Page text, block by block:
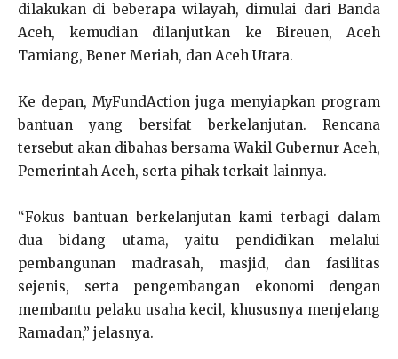
dilakukan di beberapa wilayah, dimulai dari Banda
Aceh, kemudian dilanjutkan ke Bireuen, Aceh
Tamiang, Bener Meriah, dan Aceh Utara.
Ke depan, MyFundAction juga menyiapkan program
bantuan yang bersifat berkelanjutan. Rencana
tersebut akan dibahas bersama Wakil Gubernur Aceh,
Pemerintah Aceh, serta pihak terkait lainnya.
“Fokus bantuan berkelanjutan kami terbagi dalam
dua bidang utama, yaitu pendidikan melalui
pembangunan madrasah, masjid, dan fasilitas
sejenis, serta pengembangan ekonomi dengan
membantu pelaku usaha kecil, khususnya menjelang
Ramadan,” jelasnya.